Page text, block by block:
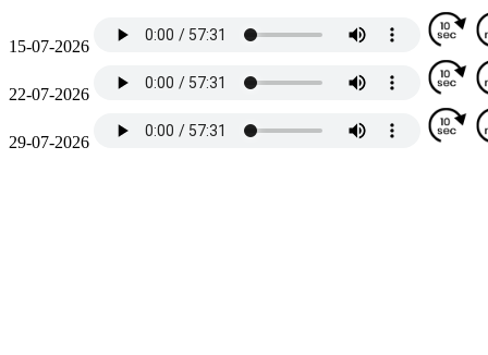
15-07-2026
22-07-2026
29-07-2026